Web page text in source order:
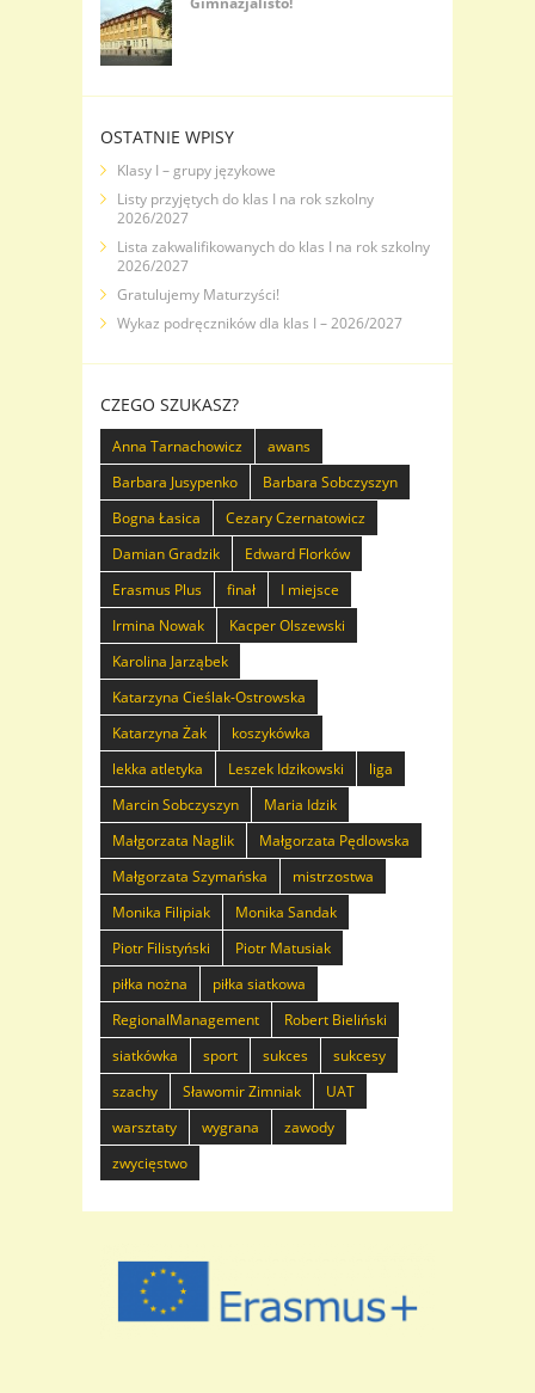
OSTATNIE WPISY
Klasy I – grupy językowe
Listy przyjętych do klas I na rok szkolny
2026/2027
Lista zakwalifikowanych do klas I na rok szkolny
2026/2027
Gratulujemy Maturzyści!
Wykaz podręczników dla klas I – 2026/2027
CZEGO SZUKASZ?
Anna Tarnachowicz
awans
Barbara Jusypenko
Barbara Sobczyszyn
Bogna Łasica
Cezary Czernatowicz
Damian Gradzik
Edward Florków
Erasmus Plus
finał
I miejsce
Irmina Nowak
Kacper Olszewski
Karolina Jarząbek
Katarzyna Cieślak-Ostrowska
Katarzyna Żak
koszykówka
lekka atletyka
Leszek Idzikowski
liga
Marcin Sobczyszyn
Maria Idzik
Małgorzata Naglik
Małgorzata Pędlowska
Małgorzata Szymańska
mistrzostwa
Monika Filipiak
Monika Sandak
Piotr Filistyński
Piotr Matusiak
piłka nożna
piłka siatkowa
RegionalManagement
Robert Bieliński
siatkówka
sport sukces
sukcesy
szachy
Sławomir Zimniak
UAT
warsztaty
wygrana
zawody
zwycięstwo